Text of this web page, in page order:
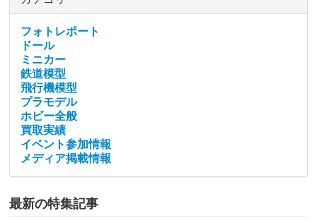
フォトレポート
ドール
ミニカー
鉄道模型
飛行機模型
プラモデル
ホビー全般
買取実績
イベント参加情報
メディア掲載情報
最新の特集記事